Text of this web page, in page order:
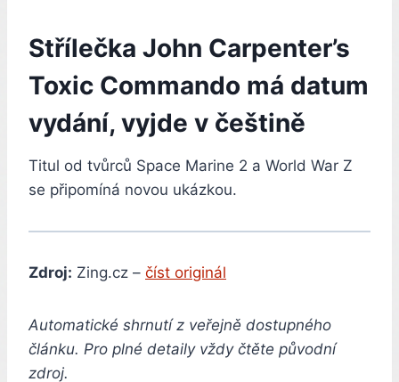
Střílečka John Carpenter’s
Toxic Commando má datum
vydání, vyjde v češtině
Titul od tvůrců Space Marine 2 a World War Z
se připomíná novou ukázkou.
Zdroj: Zing.cz – číst originál
Automatické shrnutí z veřejně dostupného
článku. Pro plné detaily vždy čtěte původní
zdroj.